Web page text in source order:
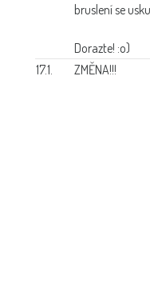
bruslení se
Dorazte! :o)
17.1.
ZMĚNA!!!